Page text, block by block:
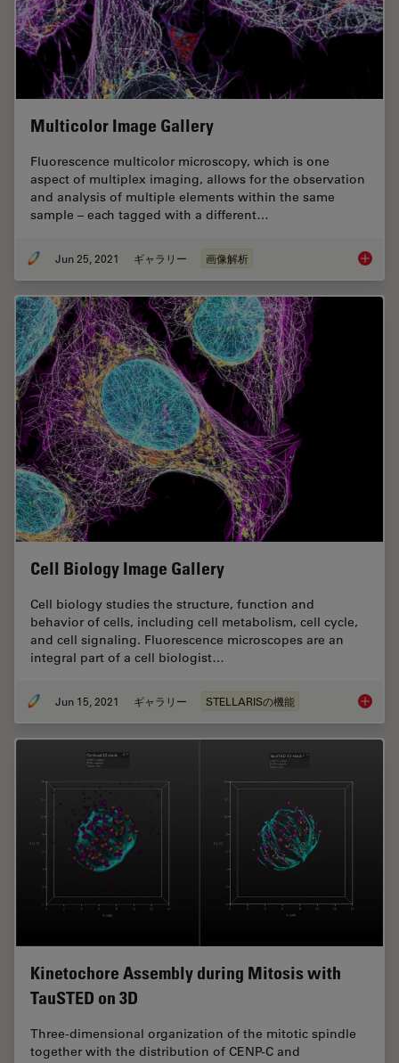
Multicolor Image Gallery
Fluorescence multicolor microscopy, which is one
aspect of multiplex imaging, allows for the observation
and analysis of multiple elements within the same
sample – each tagged with a different…
Jun 25, 2021 ギャラリー 画像解析
Cell Biology Image Gallery
Cell biology studies the structure, function and
behavior of cells, including cell metabolism, cell cycle,
and cell signaling. Fluorescence microscopes are an
integral part of a cell biologist…
Jun 15, 2021 ギャラリー STELLARISの機能 Cell
Kinetochore Assembly during Mitosis with
TauSTED on 3D
Three-dimensional organization of the mitotic spindle
together with the distribution of CENP-C and